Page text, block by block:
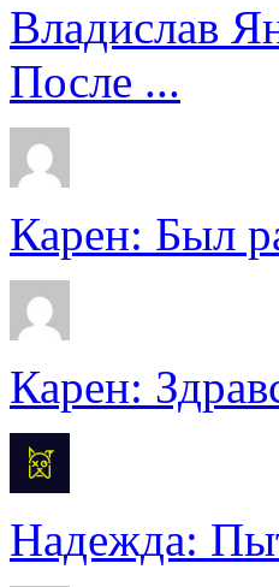
Владислав
После ...
Карен: Был
Карен:
Надежда: